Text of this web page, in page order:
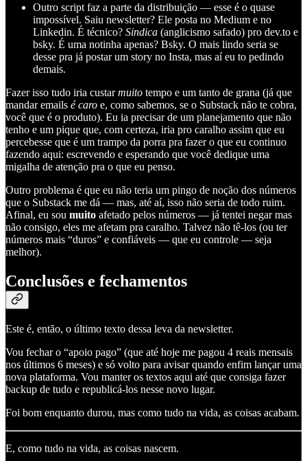
Outro script faz a parte da distribuição — esse é o quase
impossível. Saiu newsletter? Ele posta no Medium e no
Linkedin. É técnico? Sindica (anglicismo safado) pro dev.to e
bsky. É uma notinha apenas? Bsky. O mais lindo seria se
desse pra já postar um story no Insta, mas aí eu to pedindo
demais.
Fazer isso tudo iria custarmuito tempo e um tanto de grana (já que
mandar emails é caro e, como sabemos, se o Substack não te cobra,
você que é o produto). Eu ia precisar de um planejamento que não
tenho e um pique que, com certeza, iria pro caralho assim que eu
percebesse que é um trampo da porra pra fazer o que eu continuo
fazendo aqui: escrevendo e esperando que você dedique uma
migalha de atenção pra o que eu penso.
Outro problema é que eu não teria um pingo de noção dos números
que o Substack me dá — mas, até aí, isso não seria de todo ruim.
Afinal, eu sou muito afetado pelos números — já tentei negar mas
não consigo, eles me afetam pra caralho. Talvez não tê-los (ou ter
números mais “duros” e confiáveis — que eu controle — seja
melhor).
Conclusões e fechamentos
Este é, então, o último texto dessa leva da newsletter.
Vou fechar o “apoio pago” (que até hoje me pagou 4 reais mensais
nos últimos 6 meses) e só volto para avisar quando enfim lançar uma
nova plataforma. Vou manter os textos aqui até que consiga fazer
backup de tudo e republicá-los nesse novo lugar.
Foi bom enquanto durou, mas como tudo na vida, as coisas acabam.
E, como tudo na vida, as coisas nascem.